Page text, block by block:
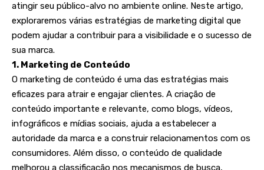
atingir seu público-alvo no ambiente online. Neste artigo,
exploraremos várias estratégias de marketing digital que
podem ajudar a contribuir para a visibilidade e o sucesso de
sua marca.
1. Marketing de Conteúdo
O marketing de conteúdo é uma das estratégias mais
eficazes para atrair e engajar clientes. A criação de
conteúdo importante e relevante, como blogs, vídeos,
infográficos e mídias sociais, ajuda a estabelecer a
autoridade da marca e a construir relacionamentos com os
consumidores. Além disso, o conteúdo de qualidade
melhorou a classificação nos mecanismos de busca,